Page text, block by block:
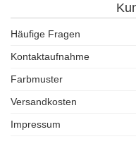
Häufige Fragen
Kontaktaufnahme
Farbmuster
Versandkosten
Impressum